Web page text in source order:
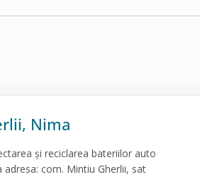
Nima
și reciclarea bateriilor auto
com. Mintiu Gherlii, sat